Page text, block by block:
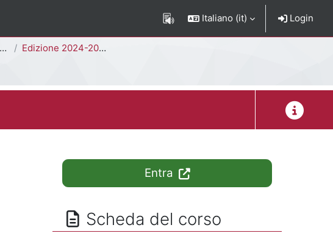
Italiano ‎(it)‎ Login
Edizione 2024-2025
Entra
Scheda del corso